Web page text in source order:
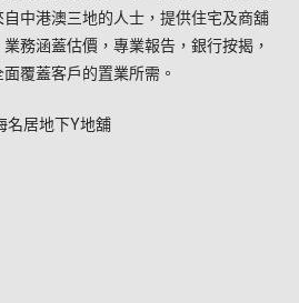
中港澳三地的人士，提供住宅及商舖
務涵蓋估價，專業報告，銀行按揭，
覆蓋客戶的置業所需。
名居地下Y地舖